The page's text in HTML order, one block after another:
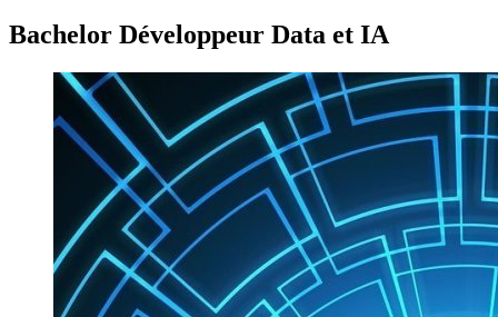
Bachelor Développeur Data et IA